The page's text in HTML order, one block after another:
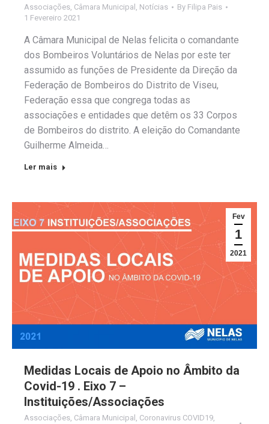
Associações, Câmara Municipal , Notícias By Filipa Pais
1 Fevereiro 2021
A Câmara Municipal de Nelas felicita o comandante
dos Bombeiros Voluntários de Nelas por este ter
assumido as funções de Presidente da Direção da
Federação de Bombeiros do Distrito de Viseu,
Federação essa que congrega todas as
associações e entidades que detêm os 33 Corpos
de Bombeiros do distrito. A eleição do Comandante
Guilherme Almeida…
Ler mais
Fev
1
2021
Medidas Locais de Apoio no Âmbito da
Covid-19 . Eixo 7 –
Instituições/Associações
Associações, Câmara Municipal , Coronavirus COVID19,